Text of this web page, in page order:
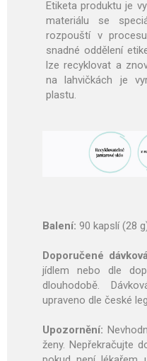
Etiketa produktu je
materiálu se
rozpouští v
snadné oddělení
lze recyklovat a
na lahvičkách je
plastu.
Balení: 90 kapslí (28
Doporučené
jídlem nebo dle
dlouhodobě.
upraveno dle české
Upozornění:
ženy. Nepřekračujte